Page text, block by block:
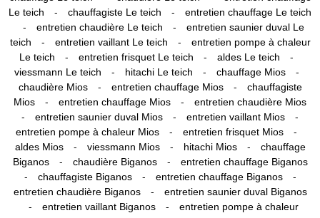
Le teich
- chauffagiste Le teich - entretien chauffage Le teich
- entretien chaudière Le teich -
entretien saunier duval Le
teich
- entretien vaillant Le teich -
entretien pompe à chaleur
Le teich
- entretien frisquet Le teich - aldes Le teich -
viessmann Le teich - hitachi Le teich - chauffage Mios -
chaudière Mios - entretien chauffage Mios -
chauffagiste
Mios
- entretien chauffage Mios - entretien chaudière Mios
- entretien saunier duval Mios - entretien vaillant Mios -
entretien pompe à chaleur Mios - entretien frisquet Mios -
aldes Mios - viessmann Mios - hitachi Mios -
chauffage
Biganos
- chaudière Biganos - entretien chauffage Biganos
- chauffagiste Biganos - entretien chauffage Biganos -
entretien chaudière Biganos - entretien saunier duval Biganos
- entretien vaillant Biganos -
entretien pompe à chaleur